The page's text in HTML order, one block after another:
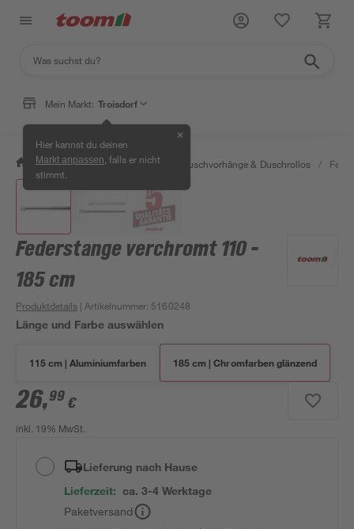
Mein Markt: Troisdorf
Hier kannst du deinen
Markt anpassen , falls er nicht
stimmt.
✕
/ Bad & Sanitär / Duschen Duschvorhänge & Duschrollos /
Federstange verchromt 110 -
185 cm
Produktdetails | Artikelnummer: 5160248
Länge und Farbe auswählen
115 cm | Aluminiumfarben 185 cm | Chromfarben glänzend
26,99 €
inkl. 19% MwSt.
Lieferung nach Hause
Lieferzeit: ca. 3-4 Werktage
Paketversand